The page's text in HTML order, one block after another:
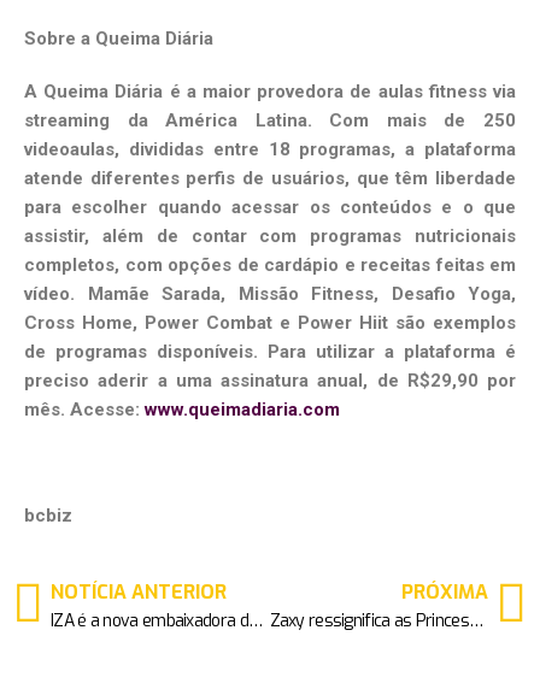
Sobre a Queima Diária
A Queima Diária é a maior provedora de aulas fitness via
streaming da América Latina. Com mais de 250
videoaulas, divididas entre 18 programas, a plataforma
atende diferentes perfis de usuários, que têm liberdade
para escolher quando acessar os conteúdos e o que
assistir, além de contar com programas nutricionais
completos, com opções de cardápio e receitas feitas em
vídeo. Mamãe Sarada, Missão Fitness, Desafio Yoga,
Cross Home, Power Combat e Power Hiit são exemplos
de programas disponíveis. Para utilizar a plataforma é
preciso aderir a uma assinatura anual, de R$29,90 por
mês. Acesse: www.queimadiaria.com
bcbiz
NOTÍCIA ANTERIOR
IZA é a nova embaixadora da FILA
PRÓXIMA
Zaxy ressignifica as Princesas da Disney